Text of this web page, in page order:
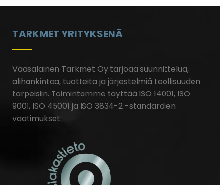
TARKMET YRITYKSENÄ
Vaasalainen Tarkmet Oy tarjoaa suunnittelua,
alihankintaa, tuotteita ja järjestelmiä teollisuuden
tarpeisiin. Toimintamme täyttää ISO 14001, ISO
9001, ISO 45001 ja ISO 3834-2 -standardien
vaatimukset.